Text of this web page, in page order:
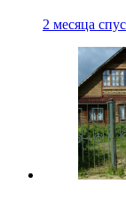
2 месяца